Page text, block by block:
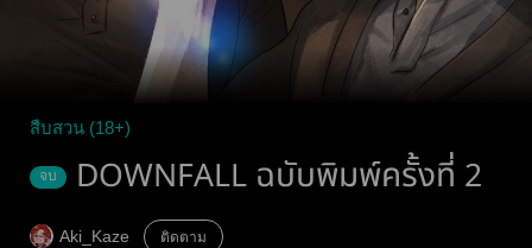
สืบสวน (18+)
จบ DOWNFALL ฉบับพิมพ์ครั้งที่ 2
Aki_Kaze ติดตาม